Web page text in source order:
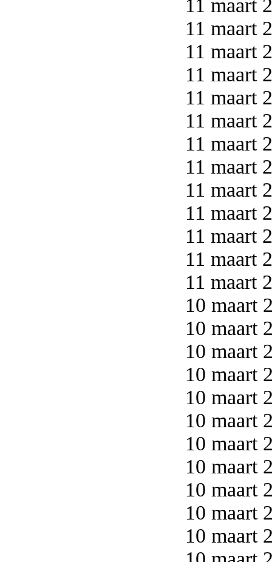
11 maart
11 maart
11 maart
11 maart
11 maart
11 maart
11 maart
11 maart
11 maart
11 maart
11 maart
11 maart
11 maart
10 maart
10 maart
10 maart
10 maart
10 maart
10 maart
10 maart
10 maart
10 maart
10 maart
10 maart